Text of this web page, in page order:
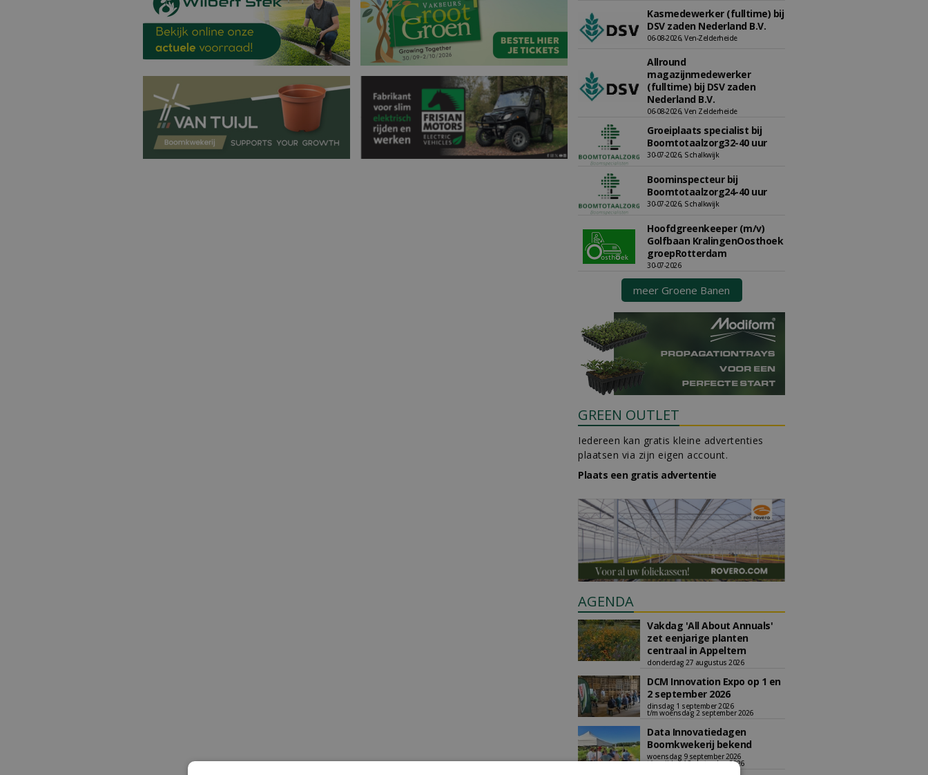
Kasmedewerker (fulltime) bij
DSV zaden Nederland B.V.
06-08-2026, Ven-Zelderheide
Allround
magazijnmedewerker
(fulltime) bij DSV zaden
Nederland B.V.
06-08-2026, Ven Zelderheide
Groeiplaats specialist bij
Boomtotaalzorg32-40 uur
30-07-2026, Schalkwijk
Boominspecteur bij
Boomtotaalzorg24-40 uur
30-07-2026, Schalkwijk
Hoofdgreenkeeper (m/v)
Golfbaan KralingenOosthoek
groepRotterdam
30-07-2026
meer Groene Banen
GREEN OUTLET
Iedereen kan gratis kleine advertenties
plaatsen via zijn eigen account.
Plaats een gratis advertentie
AGENDA
Vakdag 'All About Annuals'
zet eenjarige planten
centraal in Appeltern
donderdag 27 augustus 2026
DCM Innovation Expo op 1 en
2 september 2026
dinsdag 1 september 2026
t/m woensdag 2 september 2026
Data Innovatiedagen
Boomkwekerij bekend
woensdag 9 september 2026
t/m vrijdag 18 september 2026